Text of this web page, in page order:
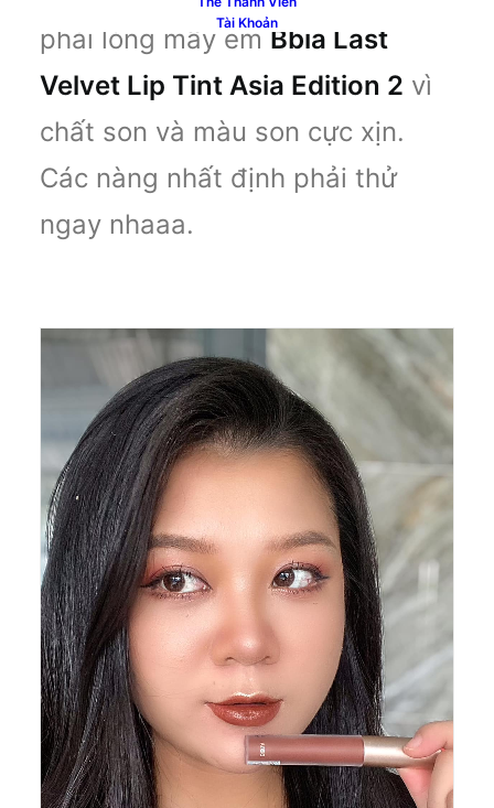
Tài Khoản
phải lòng mấy emBbia Last
Velvet Lip Tint Asia Edition 2 vì
chất son và màu son cực xịn.
Các nàng nhất định phải thử
ngay nhaaa.